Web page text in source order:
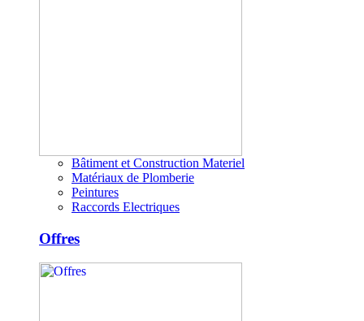
Bâtiment et Construction Materiel
Matériaux de Plomberie
Peintures
Raccords Electriques
Offres